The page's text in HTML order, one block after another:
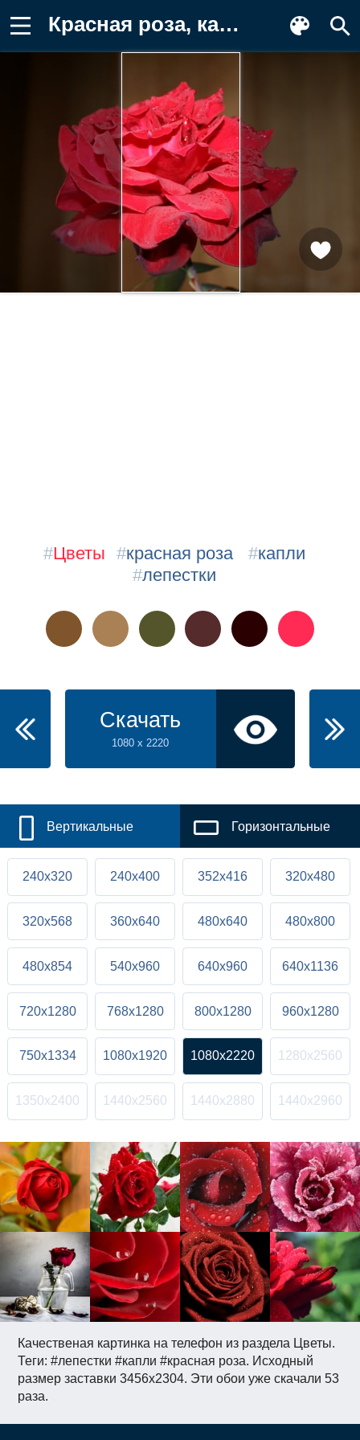
Красная роза, капли, лепестки Картинка для телефона
Качественая картинка на телефон из раздела Цветы.
Теги: #лепестки #капли #красная роза. Исходный
размер заставки 3456x2304. Эти обои уже скачали 53
раза.
#Цветы #красная роза #капли
#лепестки
Скачать
1080 x 2220
Вертикальные Горизонтальные
240x320 240x400 352x416 320x480
320x568 360x640 480x640 480x800
480x854 540x960 640x960 640x1136
720x1280 768x1280 800x1280 960x1280
750x1334 1080x1920 1080x2220 1280x2560
1350x2400 1440x2560 1440x2880 1440x2960